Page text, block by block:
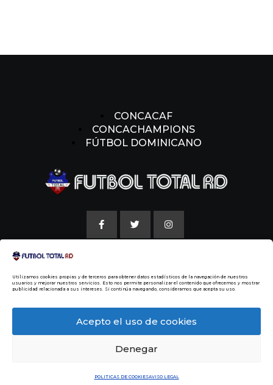
Utilizamos cookies propias y de terceros para obtener datos estadísticos de la navegación de nuestros
usuarios y mejorar nuestros servicios. Esto nos permite personalizar el contenido que ofrecemos y mostrar
publicidad relacionada a sus intereses. Si continúa navegando, consideramos que acepta su uso.
Acepto el uso de cookies
Denegar
POLITICAS DE COOKIESAVISO LEGAL
CONCACAF
CONCACHAMPIONS
FÚTBOL DOMINICANO
POLITICAS DE COOKIE
© 2014 Todos los Derechos Reservados